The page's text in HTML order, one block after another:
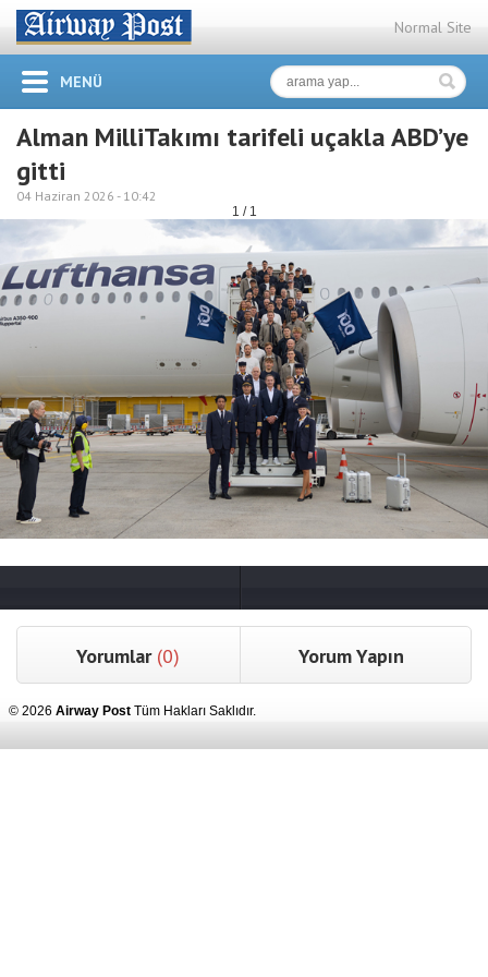
Normal Site
MENÜ
Alman MilliTakımı tarifeli uçakla ABD’ye
gitti
04 Haziran 2026 - 10:42
1 / 1
Yorumlar (0) Yorum Yapın
© 2026 Airway Post Tüm Hakları Saklıdır.